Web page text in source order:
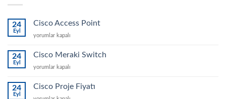
24
Eyl
Cisco Access Point
Cisco
Point
yorumlar kapalı
24
Eyl
Cisco Meraki Switch
Cisco
Switch
yorumlar kapalı
24
Eyl
Cisco Proje Fiyatı